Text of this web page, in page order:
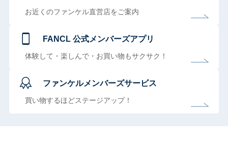
お近くのファンケル直営店をご案内
FANCL 公式メンバーズアプリ
体験して・楽しんで・お買い物もサクサク！
ファンケルメンバーズサービス
買い物するほどステージアップ！